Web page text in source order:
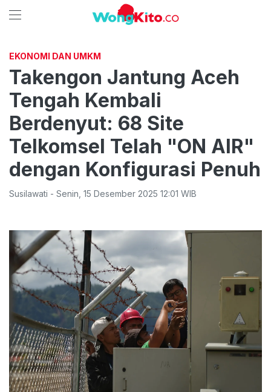
EKONOMI DAN UMKM
Takengon Jantung Aceh
Tengah Kembali
Berdenyut: 68 Site
Telkomsel Telah "ON AIR"
dengan Konfigurasi Penuh
Susilawati - Senin 15 Desember 2025 12:01 WIB